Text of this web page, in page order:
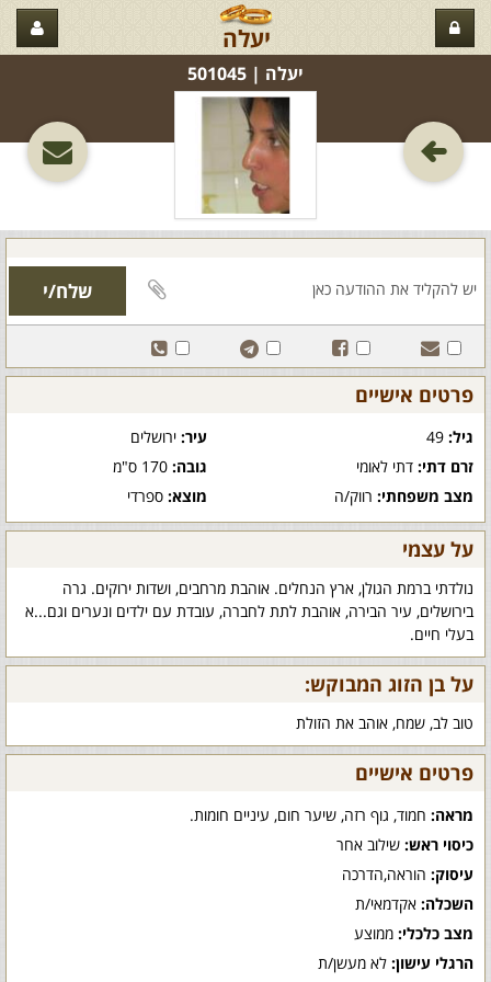
יעלה
יעלה‏ | 501045
פרטים אישיים
גיל: עיר:ירושלים
זרם דתי: דתי לאומי גובה:170 ס"מ
מצב משפחתי: רווק/ה מוצא:ספרדי
על עצמי
נולדתי ברמת הגולן, ארץ הנחלים. אוהבת מרחבים, ושדות ירוקים. גרה
בירושלים, עיר הבירה, אוהבת לתת לחברה, עובדת עם ילדים ונערים וגם...א
בעלי חיים.
על בן הזוג המבוקש:
טוב לב, שמח, אוהב את הזולת
פרטים אישיים
מראה: חמוד, גוף רזה, שיער חום, עיניים חומות.
כיסוי ראש: שילוב אחר
עיסוק: הוראה,הדרכה
השכלה: אקדמאי/ת
מצב כלכלי: ממוצע
הרגלי עישון: לא מעשן/ת